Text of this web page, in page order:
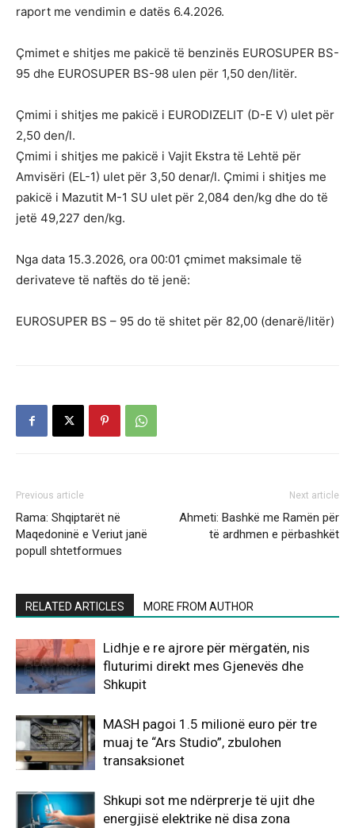
raport me vendimin e datës 6.4.2026.
Çmimet e shitjes me pakicë të benzinës EUROSUPER BS-
95 dhe EUROSUPER BS-98 ulen për 1,50 den/litër.
Çmimi i shitjes me pakicë i ЕURODIZELIT (D-Е V) ulet për
2,50 den/l.
Çmimi i shitjes me pakicë i Vajit Ekstra të Lehtë për
Amvisëri (ЕL-1) ulet për 3,50 denar/l. Çmimi i shitjes me
pakicë i Мazutit М-1 SU ulet për 2,084 den/kg dhe do të
jetë 49,227 den/kg.
Nga data 15.3.2026, ora 00:01 çmimet maksimale të
derivateve të naftës do të jenë:
EUROSUPER BS – 95 do të shitet për 82,00 (denarë/litër)
Previous article
Rama: Shqiptarët në
Maqedoninë e Veriut janë
popull shtetformues
Next article
Ahmeti: Bashkë me Ramën për
të ardhmen e përbashkët
RELATED ARTICLES MORE FROM AUTHOR
Lidhje e re ajrore për mërgatën, nis
fluturimi direkt mes Gjenevës dhe
Shkupit
MASH pagoi 1.5 milionë euro për tre
muaj te “Ars Studio”, zbulohen
transaksionet
Shkupi sot me ndërprerje të ujit dhe
energjisë elektrike në disa zona